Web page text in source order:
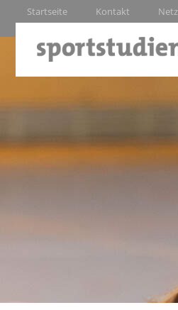
Startseite Kontakt